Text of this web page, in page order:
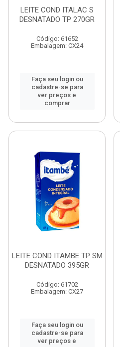
LEITE COND ITALAC S
DESNATADO TP 270GR
Código: 61652
Embalagem: CX24
Faça seu login ou
cadastre-se para
ver preços e
comprar
LEITE COND ITAMBE TP SM
DESNATADO 395GR
Código: 61702
Embalagem: CX27
Faça seu login ou
cadastre-se para
ver preços e